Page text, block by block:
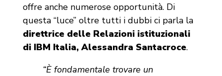
offre anche numerose opportunità. Di
questa “luce” oltre tutti i dubbi ci parla la
direttrice delle Relazioni istituzionali
di IBM Italia, Alessandra Santacroce.
“È fondamentale trovare un